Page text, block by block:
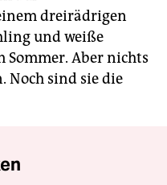
dreirädrigen
und weiße
Sommer. Aber nichts
Noch sind sie die